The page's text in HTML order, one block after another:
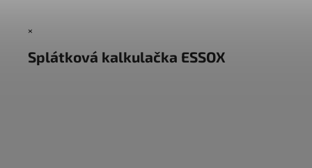
×
Splátková kalkulačka ESSOX